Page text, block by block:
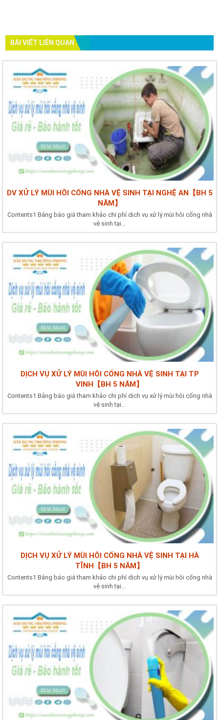
BÀI VIẾT LIÊN QUAN
DV XỬ LÝ MÙI HÔI CỐNG NHÀ VỆ SINH TẠI NGHỆ AN【BH 5
NĂM】
Contents1 Bảng báo giá tham khảo chi phí dịch vụ xử lý mùi hôi cống nhà
vệ sinh tại...
DỊCH VỤ XỬ LÝ MÙI HÔI CỐNG NHÀ VỆ SINH TẠI TP
VINH【BH 5 NĂM】
Contents1 Bảng báo giá tham khảo chi phí dịch vụ xử lý mùi hôi cống nhà
vệ sinh tại...
DỊCH VỤ XỬ LÝ MÙI HÔI CỐNG NHÀ VỆ SINH TẠI HÀ
TĨNH【BH 5 NĂM】
Contents1 Bảng báo giá tham khảo chi phí dịch vụ xử lý mùi hôi cống nhà
vệ sinh tại...